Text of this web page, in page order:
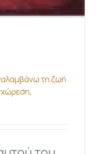
τη ζωή
,